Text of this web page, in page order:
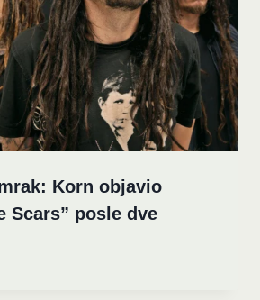
Korn objavio
Scars” posle dve